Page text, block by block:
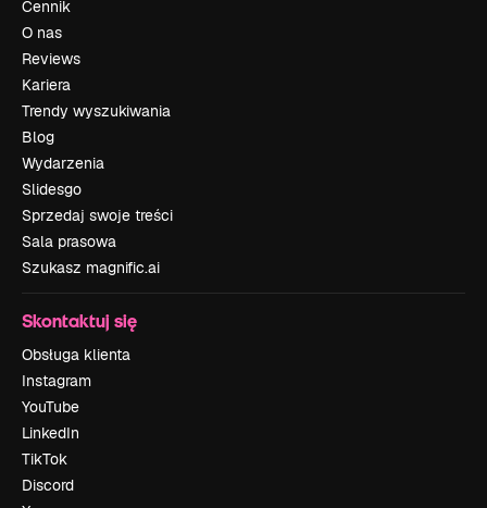
Cennik
O nas
Reviews
Kariera
Trendy wyszukiwania
Blog
Wydarzenia
Slidesgo
Sprzedaj swoje treści
Sala prasowa
Szukasz magnific.ai
Skontaktuj się
Obsługa klienta
Instagram
YouTube
LinkedIn
TikTok
Discord